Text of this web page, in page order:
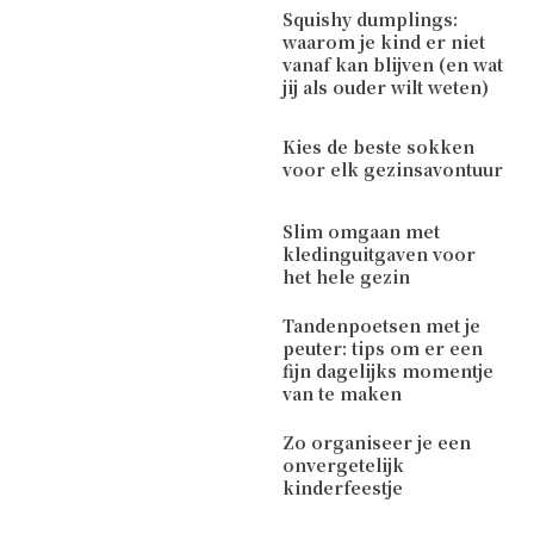
Squishy dumplings:
waarom je kind er niet
vanaf kan blijven (en wat
jij als ouder wilt weten)
Kies de beste sokken
voor elk gezinsavontuur
Slim omgaan met
kledinguitgaven voor
het hele gezin
Tandenpoetsen met je
peuter: tips om er een
fijn dagelijks momentje
van te maken
Zo organiseer je een
onvergetelijk
kinderfeestje